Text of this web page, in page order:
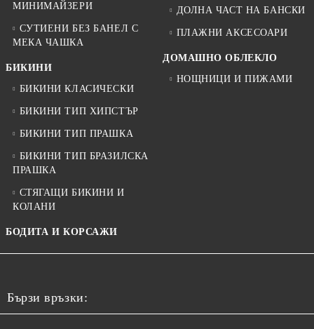
МИНИМАЙЗЕРИ
СУТИЕНИ БЕЗ БАНЕЛ С
МЕКА ЧАШКА
БИКИНИ
БИКИНИ КЛАСИЧЕСКИ
БИКИНИ ТИП ХИПСТЪР
БИКИНИ ТИП ПРАШКА
БИКИНИ ТИП БРАЗИЛСКА
ПРАШКА
СТЯГАЩИ БИКИНИ И
КОЛАНИ
БОДИТА И КОРСАЖИ
ДОЛНА ЧАСТ НА БАНСКИ
ПЛАЖНИ АКСЕСОАРИ
ДОМАШНО ОБЛЕКЛО
НОЩНИЦИ И ПИЖАМИ
Бързи връзки: